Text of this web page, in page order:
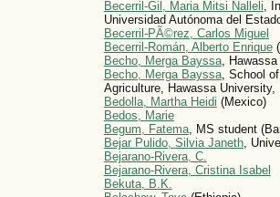
Becerril-Gil, Maria Mitsi Nalleli,
Universidad Autónoma del
Becerril-PÃ©rez, Carlos Miguel
Becerril-Román, Alberto Enrique
Becho, Merga Bayssa,
Becho, Merga Bayssa, School
Agriculture, Hawassa
Bedolla, Martha Heidi (Mexico)
Bedos, Marie
Begum, Fatema, MS student
Bejar Pulido, Silvia Janeth,
Bejarano-Rivera, C.
Bejarano-Rivera, Cristina Isabel
Bekuta, B.K.